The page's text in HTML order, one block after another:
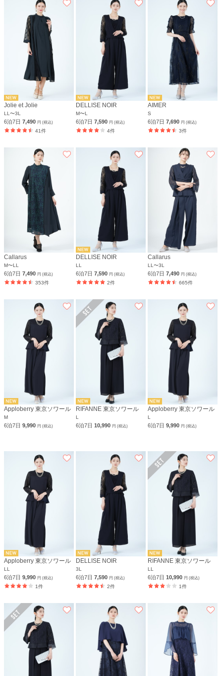
Jolie et Jolie
LL〜3L
6泊7日 7,490 円 (税込)
41件
DELLISE NOIR
M〜L
6泊7日7,590円 (税込)
4件
AIMER
S
6泊7日7,690円 (税込)
3件
Callarus
M〜LL
6泊7日 7,490 円 (税込)
353件
DELLISE NOIR
LL
6泊7日7,590円 (税込)
2件
Callarus
LL〜3L
6泊7日7,490円 (税込)
665件
Apploberry 東京ソワール
M
6泊7日 9,990 円 (税込)
RIFANNE 東京ソワール
L
6泊7日10,990円 (税込)
Apploberry 東京ソワール
L
6泊7日9,990円 (税込)
Apploberry 東京ソワール
LL
6泊7日 9,990 円 (税込)
1件
DELLISE NOIR
3L
6泊7日7,590円 (税込)
2件
RIFANNE 東京ソワール
LL
6泊7日10,990円 (税込)
1件